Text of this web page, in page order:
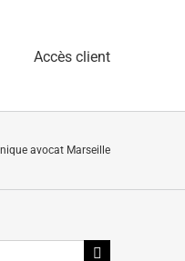
Accès client
avocat Marseille